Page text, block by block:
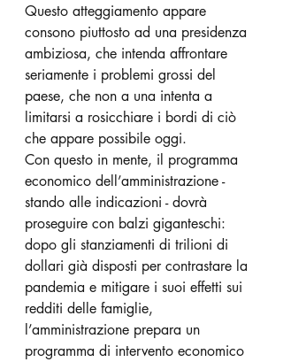
Questo atteggiamento appare
consono piuttosto ad una presidenza
ambiziosa, che intenda affrontare
seriamente i problemi grossi del
paese, che non a una intenta a
limitarsi a rosicchiare i bordi di ciò
che appare possibile oggi.
Con questo in mente, il programma
economico dell’amministrazione -
stando alle indicazioni - dovrà
proseguire con balzi giganteschi:
dopo gli stanziamenti di trilioni di
dollari già disposti per contrastare la
pandemia e mitigare i suoi effetti sui
redditi delle famiglie,
l’amministrazione prepara un
programma di intervento economico